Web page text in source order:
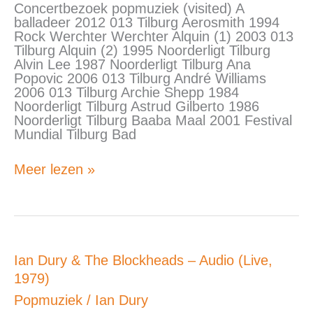
Concertbezoek popmuziek (visited) A
balladeer 2012 013 Tilburg Aerosmith 1994
Rock Werchter Werchter Alquin (1) 2003 013
Tilburg Alquin (2) 1995 Noorderligt Tilburg
Alvin Lee 1987 Noorderligt Tilburg Ana
Popovic 2006 013 Tilburg André Williams
2006 013 Tilburg Archie Shepp 1984
Noorderligt Tilburg Astrud Gilberto 1986
Noorderligt Tilburg Baaba Maal 2001 Festival
Mundial Tilburg Bad
Meer lezen »
Ian Dury & The Blockheads – Audio (Live,
1979)
Popmuziek / Ian Dury
Ian
Dury
&
The